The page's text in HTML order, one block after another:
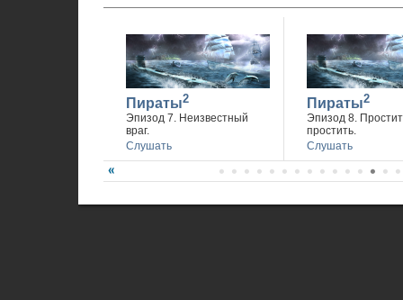
Пираты2
Эпизод 7. Неизвестный
враг.
Слушать
Пираты2
Эпизод 8.
простить.
Слушать